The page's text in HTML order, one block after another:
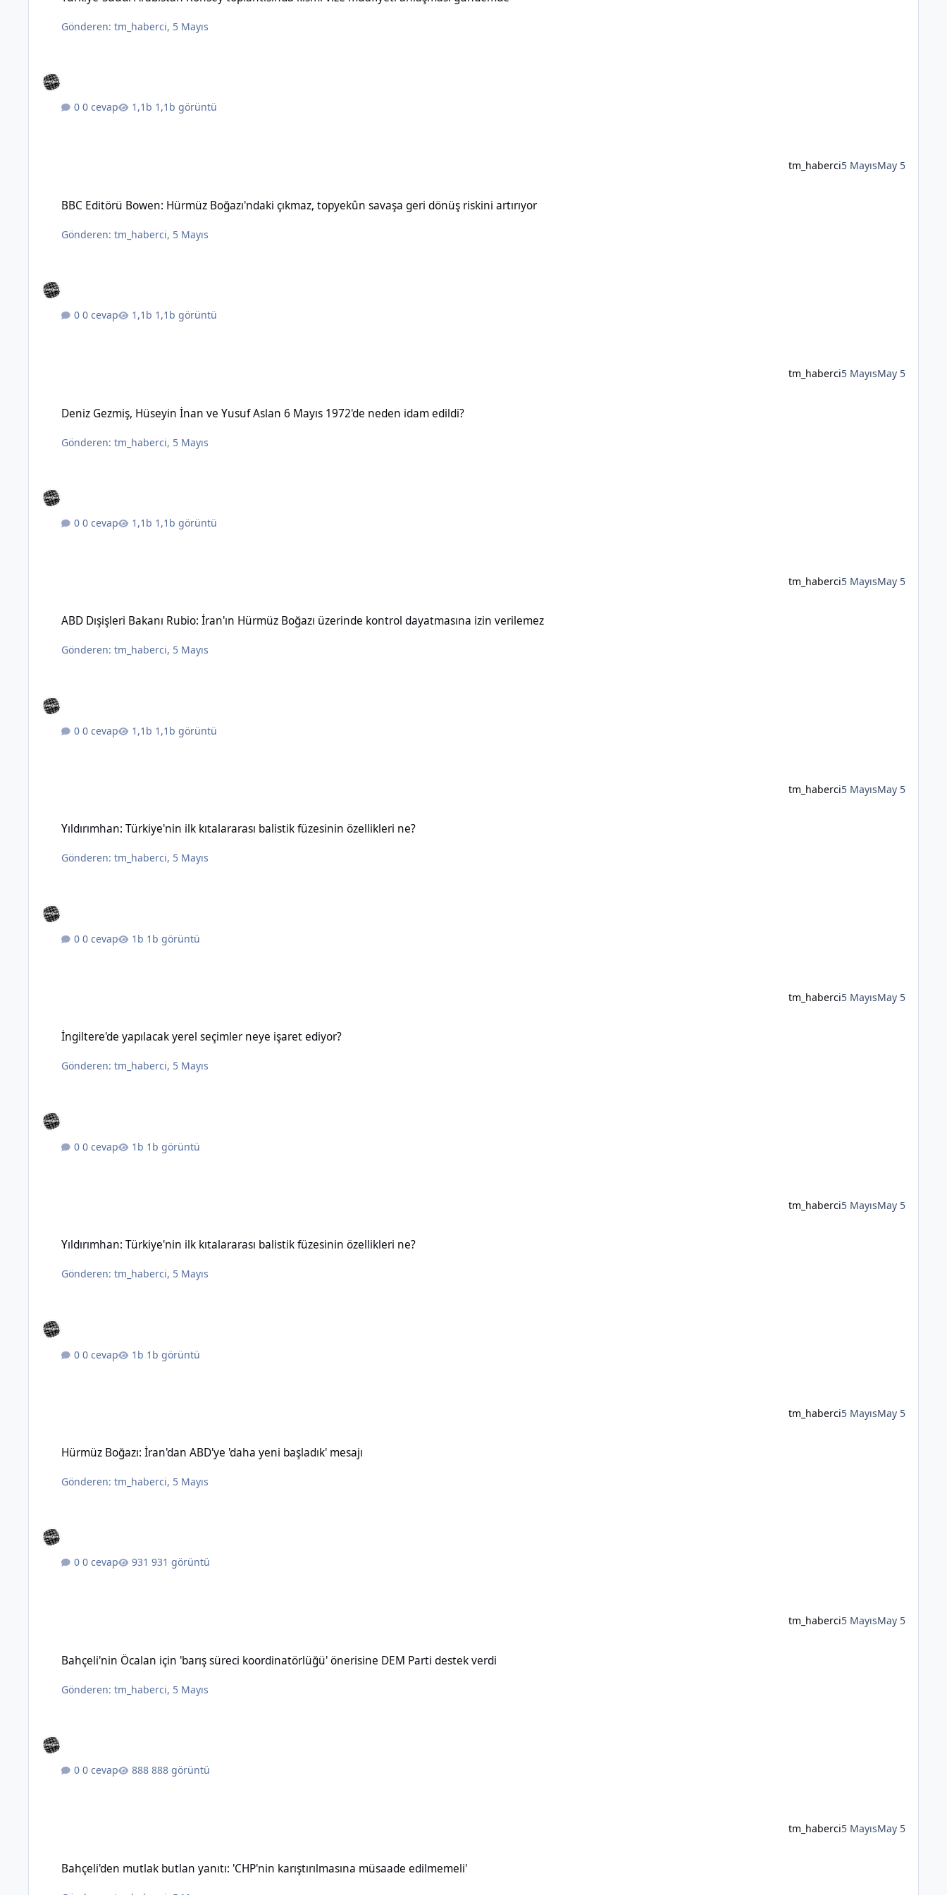
Gönderen:tm_haberci, 5 Mayıs
0 cevap 1,1b görüntü
tm_haberci5 MayısMay 5
BBC Editörü Bowen: Hürmüz Boğazı'ndaki çıkmaz, topyekûn savaşa geri dönüş riskini artırıyor
Gönderen:tm_haberci, 5 Mayıs
0 cevap 1,1b görüntü
tm_haberci5 MayısMay 5
Deniz Gezmiş, Hüseyin İnan ve Yusuf Aslan 6 Mayıs 1972'de neden idam edildi?
Gönderen:tm_haberci, 5 Mayıs
0 cevap 1,1b görüntü
tm_haberci5 MayısMay 5
ABD Dışişleri Bakanı Rubio: İran'ın Hürmüz Boğazı üzerinde kontrol dayatmasına izin verilemez
Gönderen:tm_haberci, 5 Mayıs
0 cevap 1,1b görüntü
tm_haberci5 MayısMay 5
Yıldırımhan: Türkiye'nin ilk kıtalararası balistik füzesinin özellikleri ne?
Gönderen:tm_haberci, 5 Mayıs
0 cevap 1b görüntü
tm_haberci5 MayısMay 5
İngiltere'de yapılacak yerel seçimler neye işaret ediyor?
Gönderen:tm_haberci, 5 Mayıs
0 cevap 1b görüntü
tm_haberci5 MayısMay 5
Yıldırımhan: Türkiye'nin ilk kıtalararası balistik füzesinin özellikleri ne?
Gönderen:tm_haberci, 5 Mayıs
0 cevap 1b görüntü
tm_haberci5 MayısMay 5
Hürmüz Boğazı: İran'dan ABD'ye 'daha yeni başladık' mesajı
Gönderen:tm_haberci, 5 Mayıs
0 cevap 931 görüntü
tm_haberci5 MayısMay 5
Bahçeli'nin Öcalan için 'barış süreci koordinatörlüğü' önerisine DEM Parti destek verdi
Gönderen:tm_haberci, 5 Mayıs
0 cevap 888 görüntü
tm_haberci5 MayısMay 5
Bahçeli'den mutlak butlan yanıtı: 'CHP'nin karıştırılmasına müsaade edilmemeli'